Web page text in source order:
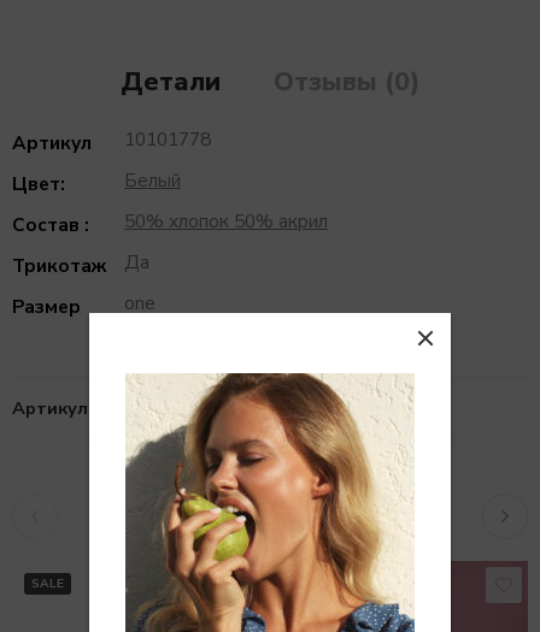
Детали Отзывы (0)
Артикул
10101778
Цвет:
Белый
Состав :
50% хлопок 50% акрил
Трикотаж
Да
Размер
one
Артикул: 10101778
Похожие товары
SALE РАСПРОДАНО